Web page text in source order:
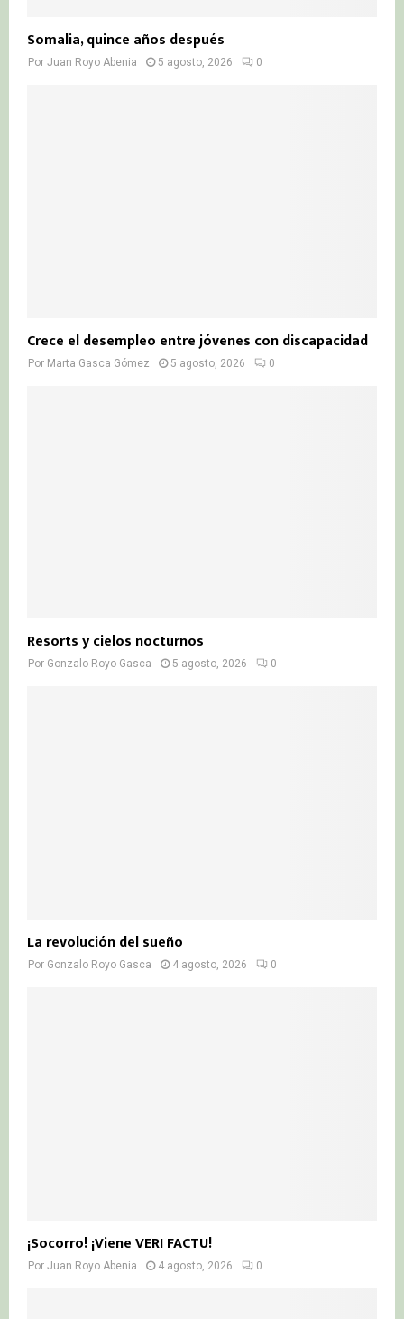
Somalia, quince años después
Por Juan Royo Abenia 5 agosto, 2026 0
Crece el desempleo entre jóvenes con discapacidad
Por Marta Gasca Gómez 5 agosto, 2026 0
Resorts y cielos nocturnos
Por Gonzalo Royo Gasca 5 agosto, 2026 0
La revolución del sueño
Por Gonzalo Royo Gasca 4 agosto, 2026 0
¡Socorro! ¡Viene VERI FACTU!
Por Juan Royo Abenia 4 agosto, 2026 0